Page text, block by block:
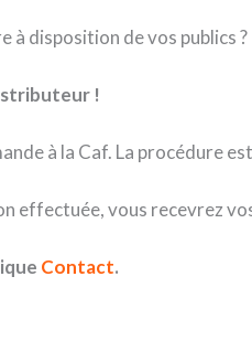
à disposition de vos publics ?
!
à la Caf. La procédure
effectuée, vous recevrez
Contact.